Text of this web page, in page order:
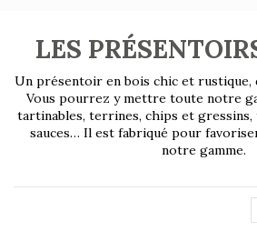
LES
Un présentoir en bois chic et rustique,
Vous pourrez y mettre toute notre
tartinables, terrines, chips et
sauces… Il est fabriqué pour
notre gamme.